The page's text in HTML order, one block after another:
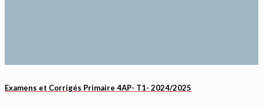
Examens et Corrigés Primaire 4AP- T1- 2024/2025